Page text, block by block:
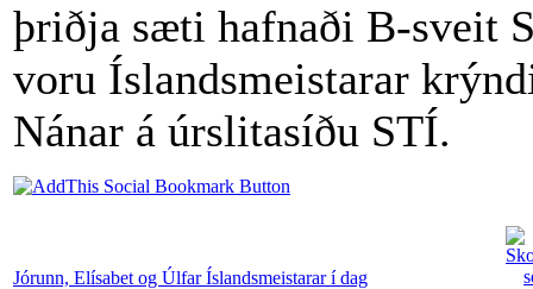
þriðja sæti hafnaði B-sveit
voru Íslandsmeistarar
Nánar á úrslitasíðu STÍ.
Jórunn, Elísabet og Úlfar Íslandsmeistarar í dag